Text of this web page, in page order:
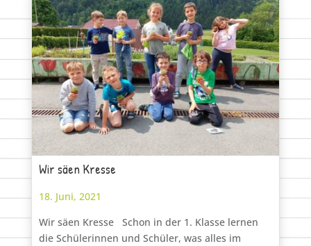
Wir säen Kresse
18. Juni, 2021
Wir säen Kresse Schon in der 1. Klasse lernen
die Schülerinnen und Schüler, was alles im